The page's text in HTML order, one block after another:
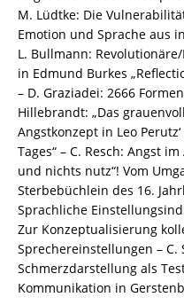
1
Menge
M. Lüdtke: Die
Emotion und Sprache aus
L. Bullmann:
in Edmund Burkes
– D. Graziadei: 2666
Hillebrandt: „Das
Angstkonzept in Leo
Tages“ – C. Resch: Angst
und nichts nutz“! Vom
Sterbebüchlein des 16.
Sprachliche
Zur Konzeptualisierung
Sprechereinstellungen – C.
Schmerzdarstellung als
Kommunikation in